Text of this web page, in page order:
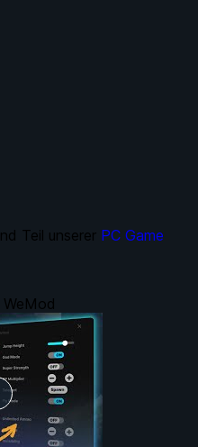
Teil unserer PC Game